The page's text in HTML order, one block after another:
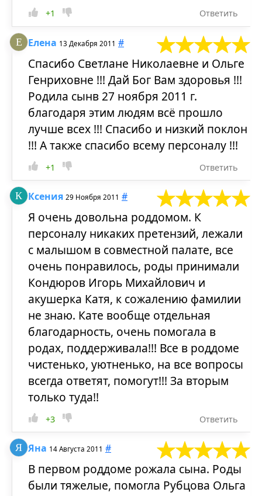
+1 Ответить
Елена 13 Декабря 2011 #
Спасибо Светлане Николаевне и Ольге
Генриховне !!! Дай Бог Вам здоровья !!!
Родила сынв 27 ноября 2011 г.
благодаря этим людям всё прошло
лучше всех !!! Спасибо и низкий поклон
!!! А также спасибо всему персоналу !!!
+1 Ответить
Ксения 29 Ноября 2011 #
Я очень довольна роддомом. К
персоналу никаких претензий, лежали
с малышом в совместной палате, все
очень понравилось, роды принимали
Кондюров Игорь Михайлович и
акушерка Катя, к сожалению фамилии
не знаю. Кате вообще отдельная
благодарность, очень помогала в
родах, поддерживала!!! Все в роддоме
чистенько, уютненько, на все вопросы
всегда ответят, помогут!!! За вторым
только туда!!
+3 Ответить
Яна 14 Августа 2011 #
В первом роддоме рожала сына. Роды
были тяжелые, помогла Рубцова Ольга